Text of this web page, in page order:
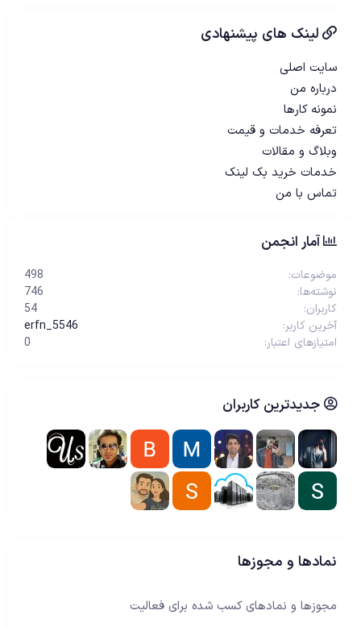
لینک های پیشنهادی
سایت اصلی
درباره من
نمونه کارها
تعرفه خدمات و قیمت
وبلاگ و مقالات
خدمات خرید بک لینک
تماس با من
آمار انجمن
موضوعات
498
نوشته‌ها
746
کاربران
54
آخرین کاربر
erfn_5546
امتیازهای اعتبار
0
جدیدترین کاربران
نمادها و مجوزها
مجوزها و نمادهای کسب شده برای فعالیت